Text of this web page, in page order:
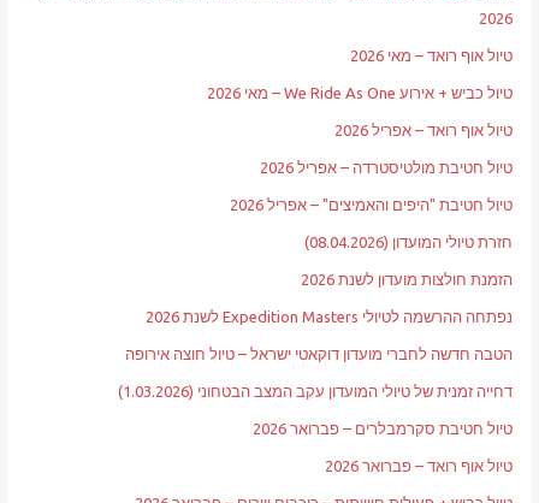
2026
טיול אוף רואד – מאי 2026
טיול כביש + אירוע We Ride As One – מאי 2026
טיול אוף רואד – אפריל 2026
טיול חטיבת מולטיסטרדה – אפריל 2026
טיול חטיבת "היפים והאמיצים" – אפריל 2026
חזרת טיולי המועדון (08.04.2026)
הזמנת חולצות מועדון לשנת 2026
נפתחה ההרשמה לטיולי Expedition Masters לשנת 2026
הטבה חדשה לחברי מועדון דוקאטי ישראל – טיול חוצה אירופה
דחייה זמנית של טיולי המועדון עקב המצב הבטחוני (1.03.2026)
טיול חטיבת סקרמבלרים – פברואר 2026
טיול אוף רואד – פברואר 2026